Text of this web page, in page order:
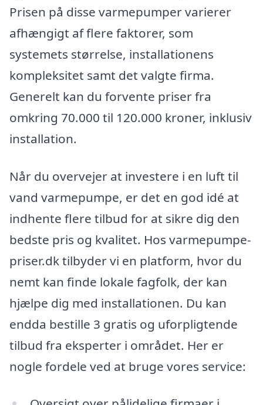
Prisen på disse varmepumper varierer
afhængigt af flere faktorer, som
systemets størrelse, installationens
kompleksitet samt det valgte firma.
Generelt kan du forvente priser fra
omkring 70.000 til 120.000 kroner, inklusiv
installation.
Når du overvejer at investere i en luft til
vand varmepumpe, er det en god idé at
indhente flere tilbud for at sikre dig den
bedste pris og kvalitet. Hos varmepumpe-
priser.dk tilbyder vi en platform, hvor du
nemt kan finde lokale fagfolk, der kan
hjælpe dig med installationen. Du kan
endda bestille 3 gratis og uforpligtende
tilbud fra eksperter i området. Her er
nogle fordele ved at bruge vores service: